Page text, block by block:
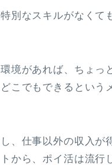
別なスキルがなくて
境があれば、ちょっ
こでもできるという
、仕事以外の収入が
から、ポイ活は流行